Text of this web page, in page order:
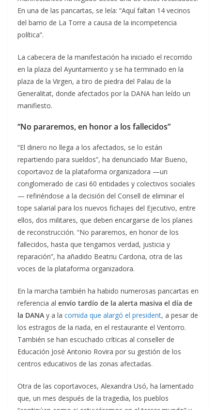
En una de las pancartas, se leía: “Aquí faltan 14 vecinos
del barrio de La Torre a causa de la incompetencia
política”.
La cabecera de la manifestación ha iniciado el recorrido
en la plaza del Ayuntamiento y se ha terminado en la
plaza de la Virgen, a tiro de piedra del Palau de la
Generalitat, donde afectados por la DANA han leído un
manifiesto.
“No pararemos, en honor a los fallecidos”
“El dinero no llega a los afectados, se lo están
repartiendo para sueldos”, ha denunciado Mar Bueno,
coportavoz de la plataforma organizadora —un
conglomerado de casi 60 entidades y colectivos sociales
— refiriéndose a la decisión del Consell de eliminar el
tope salarial para los nuevos fichajes del Ejecutivo, entre
ellos, dos militares, que deben encargarse de los planes
de reconstrucción. “No pararemos, en honor de los
fallecidos, hasta que tengamos verdad, justicia y
reparación”, ha añadido Beatriu Cardona, otra de las
voces de la plataforma organizadora.
En la marcha también ha habido numerosas pancartas en
referencia al envío tardío de la alerta masiva el día de
la DANA y a la comida que alargó el president, a pesar de
los estragos de la riada, en el restaurante el Ventorro.
También se han escuchado críticas al conseller de
Educación José Antonio Rovira por su gestión de los
centros educativos de las zonas afectadas.
Otra de las coportavoces, Alexandra Usó, ha lamentado
que, un mes después de la tragedia, los pueblos